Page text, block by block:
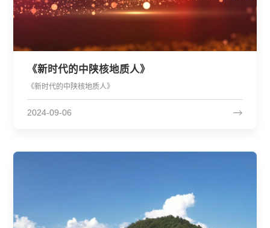
《新时代的中陕核地质人》
《新时代的中陕核地质人》
2024-09-06